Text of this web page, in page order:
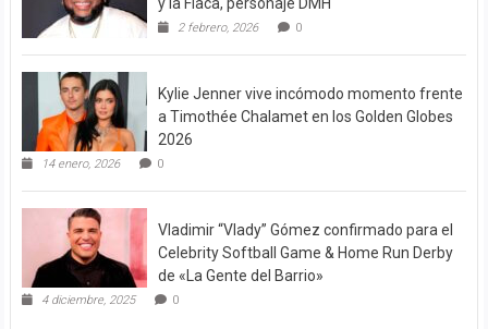
2 febrero, 2026 0
Kylie Jenner vive incómodo momento frente
a Timothée Chalamet en los Golden Globes
2026
14 enero, 2026 0
Vladimir “Vlady” Gómez confirmado para el
Celebrity Softball Game & Home Run Derby
de «La Gente del Barrio»
4 diciembre, 2025 0